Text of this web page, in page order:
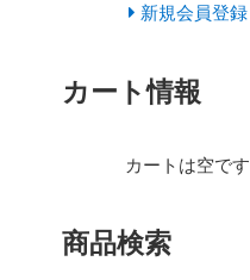
新規会員登録
カート情報
カートは空です
商品検索